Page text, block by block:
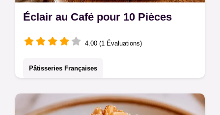
Éclair au Café pour 10 Pièces
4.00 (1 Évaluations)
Pâtisseries Françaises
onctueuse définissent l'Éclair au café.